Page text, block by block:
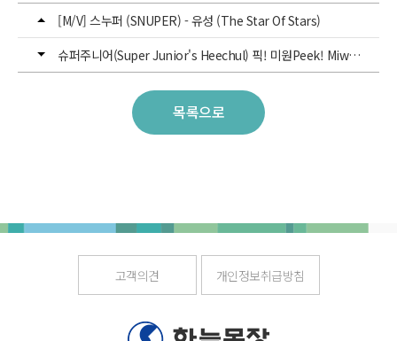
[M/V] 스누퍼 (SNUPER) - 유성 (The Star Of Stars)
슈퍼주니어(Super Junior's Heechul) 픽! 미원Peek! Miwon CF
목록으로
고객의견 개인정보취급방침